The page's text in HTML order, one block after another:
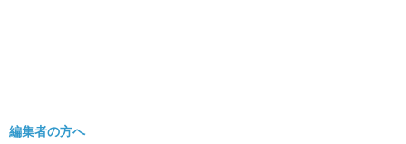
編集者の方へ